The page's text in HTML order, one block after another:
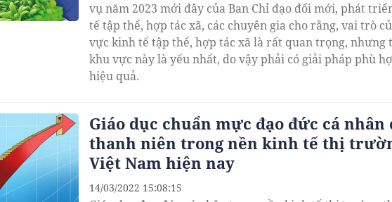
vụ năm 2023 mới đây của Ban Chỉ đạo đổi mới, phát
tế tập thể, hợp tác xã, các chuyên gia cho rằng, vai trò
vực kinh tế tập thể, hợp tác xã là rất quan trọng, nhưng
khu vực này là yếu nhất, do vậy phải có giải pháp phù
hiệu quả.
Giáo dục chuẩn mực đạo đức cá nhân
thanh niên trong nền kinh tế thị
Việt Nam hiện nay
14/03/2022 15:08:15